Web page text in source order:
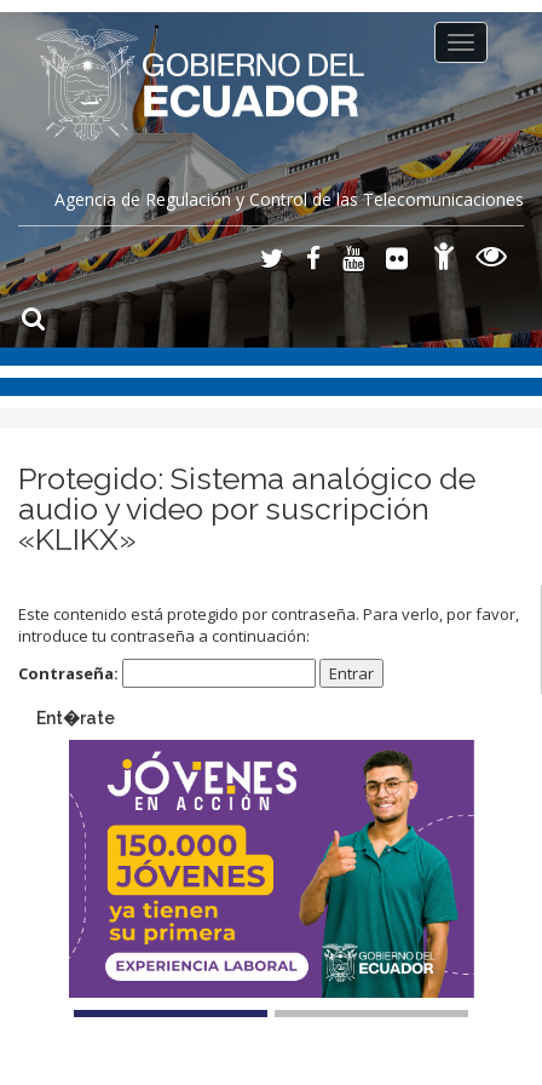
Agencia de Regulación y Control de las Telecomunicaciones
Toggle
navigation
Protegido: Sistema analógico de
audio y video por suscripción
«KLIKX»
Este contenido está protegido por contraseña. Para verlo, por favor,
introduce tu contraseña a continuación:
Contraseña:
Ent�rate